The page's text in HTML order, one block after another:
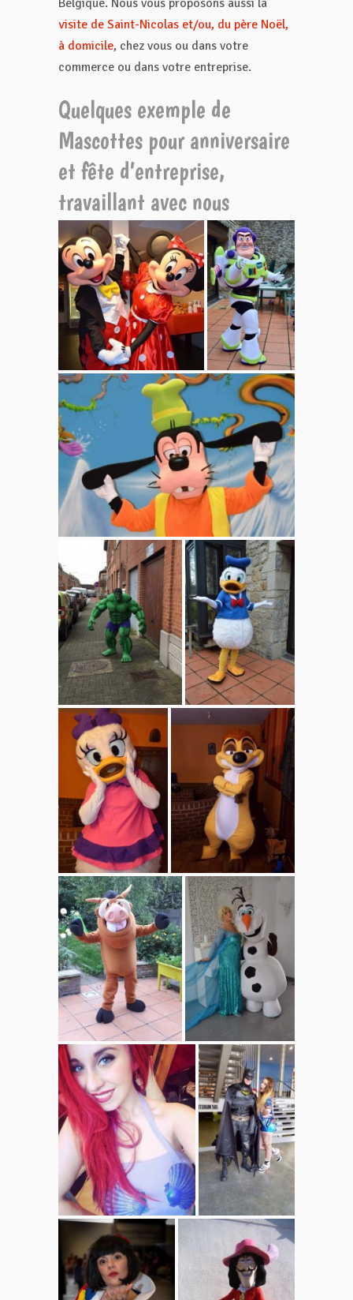
Belgique. Nous vous proposons aussi la
visite de Saint-Nicolas et/ou, du père Noël,
à domicile, chez vous ou dans votre
commerce ou dans votre entreprise.
Quelques exemple de
Mascottes pour anniversaire
et fête d’entreprise,
travaillant avec nous